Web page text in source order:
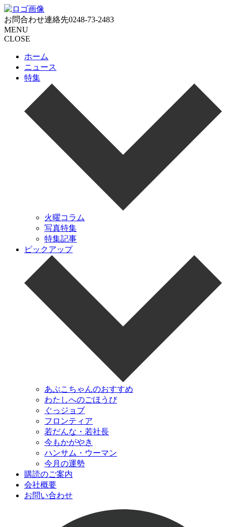
お問合わせ連絡先0248-73-2483
MENU
CLOSE
ホーム
ニュース
特集
火曜コラム
写真特集
特集記事
ピックアップ
あぶこちゃんのおすすめ
わたしへのごほうび
ぐっジョブ
フロンティア
若だんな・若社長
今もかがやき
ハンサム・ウーマン
今月の運勢
購読のご案内
会社概要
お問い合わせ